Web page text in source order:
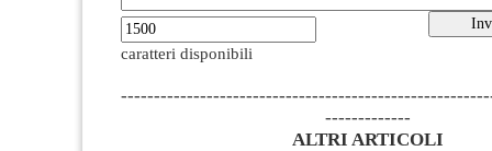
caratteri disponibili
-------------
ALTRI ARTICOLI